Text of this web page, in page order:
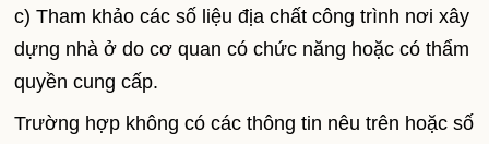
c) Tham khảo các số liệu địa chất công trình nơi xây
dựng nhà ở do cơ quan có chức năng hoặc có thẩm
quyền cung cấp.
Trường hợp không có các thông tin nêu trên hoặc số